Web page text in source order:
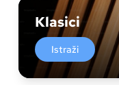
Klasici
Istraži